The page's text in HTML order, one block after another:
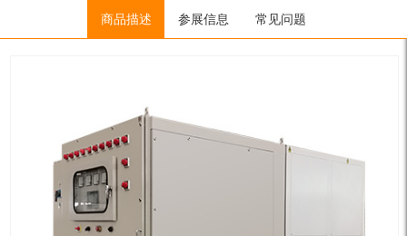
低温冷冻机（低温流体）/超低温冷冻机/ LTZ11-10W
商品描述 参展信息 常见问题